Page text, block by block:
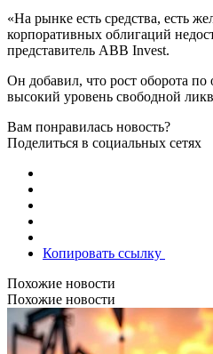
«На рынке есть средства, есть
корпоративных облигаций
представитель ABB Invest.
Он добавил, что рост оборота по
высокий уровень свободной
Вам понравилась новость?
Поделиться в социальных сетях
Копировать ссылку
Похожие новости
Похожие новости